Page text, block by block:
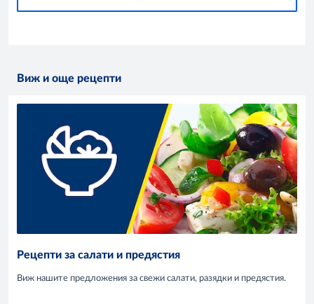
Виж и още рецепти
Рецепти за салати и предястия
Виж нашите предложения за свежи салати, разядки и предястия.